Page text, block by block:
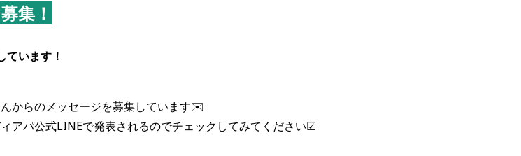
集！
います！
らのメッセージを募集しています✉️
パ公式LINEで発表されるのでチェックしてみてください☑